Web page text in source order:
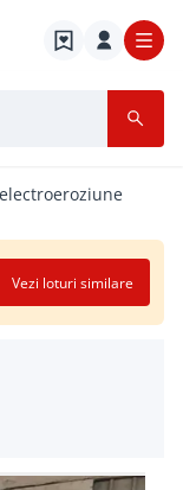
Vezi loturi similare